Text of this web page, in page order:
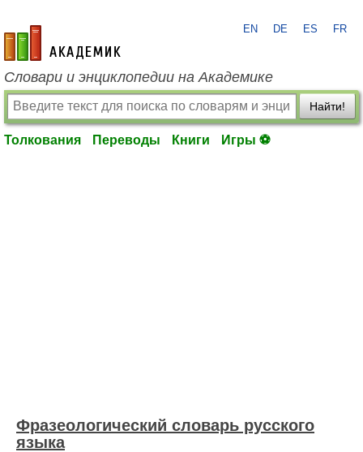
academic.ru
EN DE ES FR
Словари и энциклопедии на Академике
Найти!
Толкования Переводы Книги Игры ⚽
Фразеологический словарь русского
языка